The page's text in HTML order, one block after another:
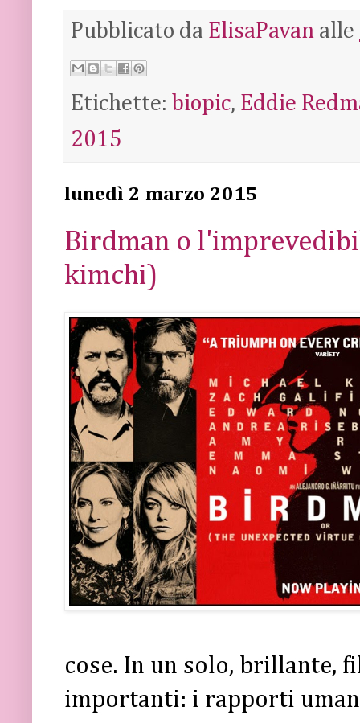
Pubblicato da ElisaPavan alle
Etichette: biopic, Eddie
2015
lunedì 2 marzo 2015
Birdman o
kimchi)
cose. In un solo, brillante,
importanti: i rapporti